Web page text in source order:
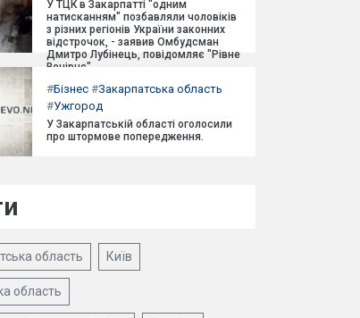
У ТЦК в Закарпатті "одним
натисканням" позбавляли чоловіків
з різних регіонів України законних
відстрочок, - заявив Омбудсман
Дмитро Лубінець, повідомляє "Рівне
Вечірнє".
#Бізнес #Закарпатська область
#Ужгород
У Закарпатській області оголосили
про штормове попередження.
область Київ
область